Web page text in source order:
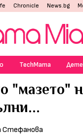
Chronicle News.bg
TechMama
"мазето"
Стефанова